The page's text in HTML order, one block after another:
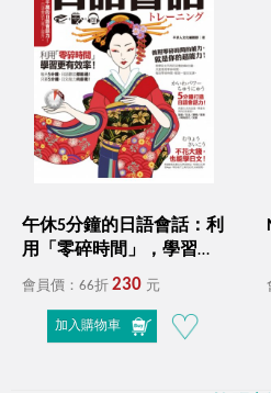
全年零、全方位能力突破！
４月份自學書展活動－語你相遇，未來複
I'm your best choice!
語你相遇，未來複利!
WELCOME 2026 !
RUN UP! 掌握商務英文和多益，提升職場
午休5分鐘的日語會話：利
用「零碎時間」，學習更
有效率！（免費附贈虛擬
會員價：66折 230 元
加入購物車